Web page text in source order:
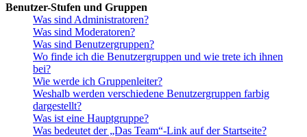
Benutzer-Stufen und Gruppen
Was sind Administratoren?
Was sind Moderatoren?
Was sind Benutzergruppen?
Wo finde ich die Benutzergruppen und wie trete ich ihnen
bei?
Wie werde ich Gruppenleiter?
Weshalb werden verschiedene Benutzergruppen farbig
dargestellt?
Was ist eine Hauptgruppe?
Was bedeutet der „Das Team“-Link auf der Startseite?